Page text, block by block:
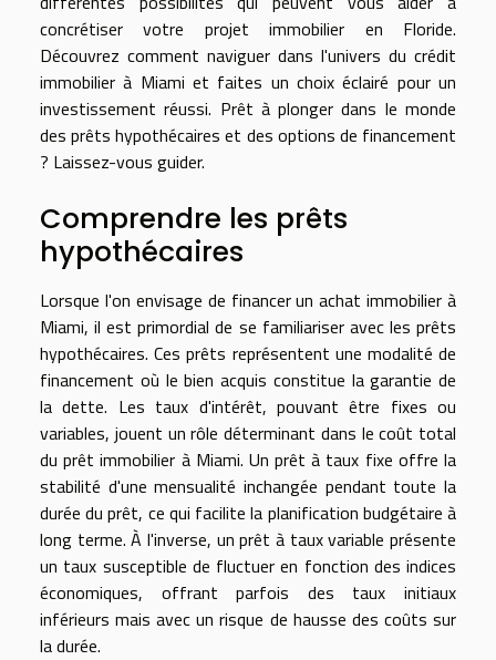
concrétiser votre projet immobilier en Floride.
Découvrez comment naviguer dans l'univers du crédit
immobilier à Miami et faites un choix éclairé pour un
investissement réussi. Prêt à plonger dans le monde
des prêts hypothécaires et des options de financement
? Laissez-vous guider.
Comprendre les prêts
hypothécaires
Lorsque l'on envisage de financer un achat immobilier à
Miami, il est primordial de se familiariser avec les prêts
hypothécaires. Ces prêts représentent une modalité de
financement où le bien acquis constitue la garantie de
la dette. Les taux d'intérêt, pouvant être fixes ou
variables, jouent un rôle déterminant dans le coût total
du prêt immobilier à Miami. Un prêt à taux fixe offre la
stabilité d'une mensualité inchangée pendant toute la
durée du prêt, ce qui facilite la planification budgétaire à
long terme. À l'inverse, un prêt à taux variable présente
un taux susceptible de fluctuer en fonction des indices
économiques, offrant parfois des taux initiaux
inférieurs mais avec un risque de hausse des coûts sur
la durée.